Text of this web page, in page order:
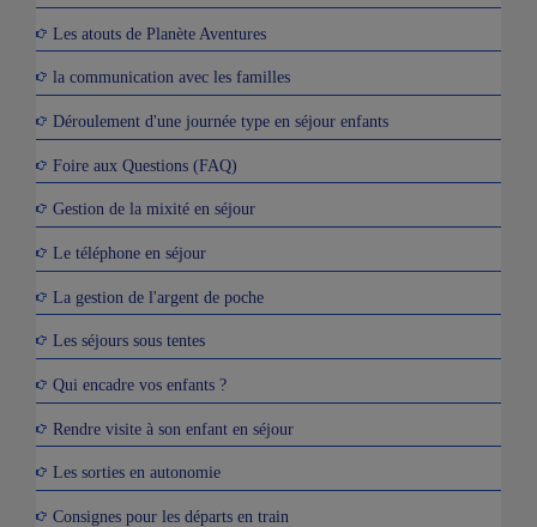
Les atouts de Planète Aventures
la communication avec les familles
Déroulement d'une journée type en séjour enfants
Foire aux Questions (FAQ)
Gestion de la mixité en séjour
Le téléphone en séjour
La gestion de l'argent de poche
Les séjours sous tentes
Qui encadre vos enfants ?
Rendre visite à son enfant en séjour
Les sorties en autonomie
Consignes pour les départs en train